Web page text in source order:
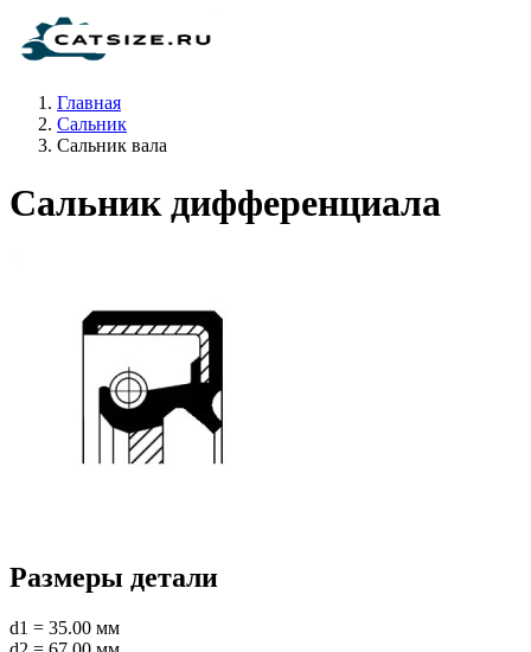
Главная
Сальник
Сальник вала
Сальник дифференциала
Размеры детали
d1 = 35.00 мм